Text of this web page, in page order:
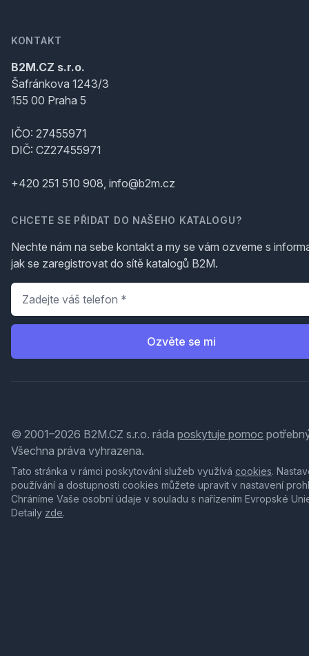
KONTAKT
B2M.CZ s.r.o.
Šafránkova 1243/3
155 00 Praha 5
IČO: 27455971
DIČ: CZ27455971
+420 251 510 908, info@b2m.cz
CHCETE SE PŘIDAT DO NAŠEHO KATALOGU?
Nechte nám na sebe kontakt a my se vám ozveme s
jak se zaregistrovat do sítě katalogů B2M.
Telefon
Ozvěte se mi
© 2001–2026 B2M.CZ s.r.o. ráda poskytuje pomoc
Všechna práva vyhrazena.
Tato stránka v rámci poskytování služeb využívá cookies.
používání a dostupnosti cookies můžete upravit v nastavení
Chráníme Vaše osobní údaje v souladu s nařízením Evropské
Detaily zde.